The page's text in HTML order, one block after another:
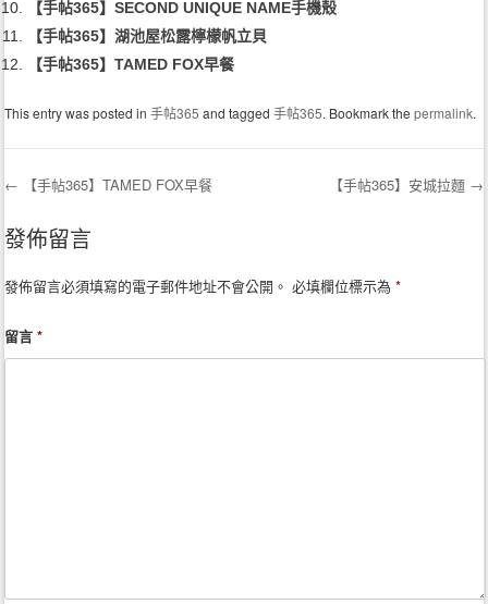
【手帖365】SECOND UNIQUE NAME手機殼
【手帖365】湖池屋松露檸檬帆立貝
【手帖365】TAMED FOX早餐
This entry was posted in手帖365 and tagged手帖365. Bookmark thepermalink.
Post navigation
← 【手帖365】TAMED FOX早餐 【手帖365】安城拉麵 →
發佈留言
發佈留言必須填寫的電子郵件地址不會公開。 必填欄位標示為*
留言*